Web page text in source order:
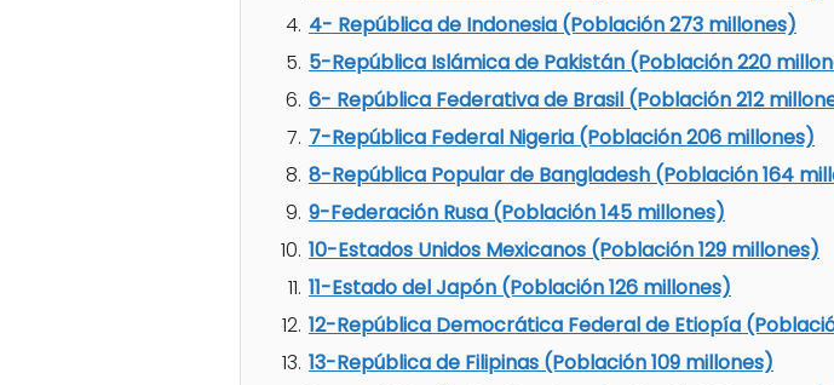
4- República de Indonesia (Población 273 millones)
5-República Islámica de Pakistán (Población 220
6- República Federativa de Brasil (Población 212
7-República Federal Nigeria (Población 206 millones)
8-República Popular de Bangladesh (Población 164
9-Federación Rusa (Población 145 millones)
10-Estados Unidos Mexicanos (Población 129 millones)
11-Estado del Japón (Población 126 millones)
12-República Democrática Federal de Etiopía
13-República de Filipinas (Población 109 millones)